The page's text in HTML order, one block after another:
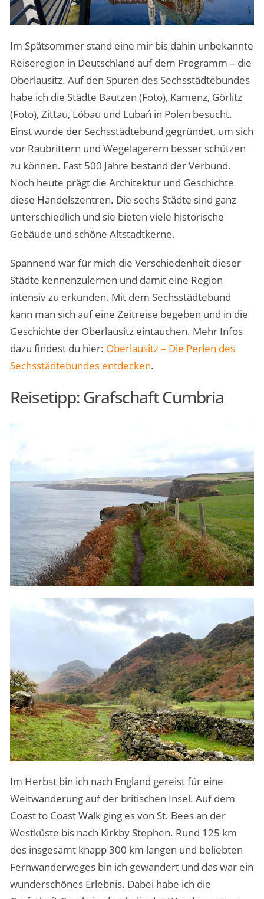
Im Spätsommer stand eine mir bis dahin unbekannte
Reiseregion in Deutschland auf dem Programm – die
Oberlausitz. Auf den Spuren des Sechsstädtebundes
habe ich die Städte Bautzen (Foto), Kamenz, Görlitz
(Foto), Zittau, Löbau und Lubań in Polen besucht.
Einst wurde der Sechsstädtebund gegründet, um sich
vor Raubrittern und Wegelagerern besser schützen
zu können. Fast 500 Jahre bestand der Verbund.
Noch heute prägt die Architektur und Geschichte
diese Handelszentren. Die sechs Städte sind ganz
unterschiedlich und sie bieten viele historische
Gebäude und schöne Altstadtkerne.
Spannend war für mich die Verschiedenheit dieser
Städte kennenzulernen und damit eine Region
intensiv zu erkunden. Mit dem Sechsstädtebund
kann man sich auf eine Zeitreise begeben und in die
Geschichte der Oberlausitz eintauchen. Mehr Infos
dazu findest du hier: Oberlausitz – Die Perlen des
Sechsstädtebundes entdecken.
Reisetipp: Grafschaft Cumbria
Im Herbst bin ich nach England gereist für eine
Weitwanderung auf der britischen Insel. Auf dem
Coast to Coast Walk ging es von St. Bees an der
Westküste bis nach Kirkby Stephen. Rund 125 km
des insgesamt knapp 300 km langen und beliebten
Fernwanderweges bin ich gewandert und das war ein
wunderschönes Erlebnis. Dabei habe ich die